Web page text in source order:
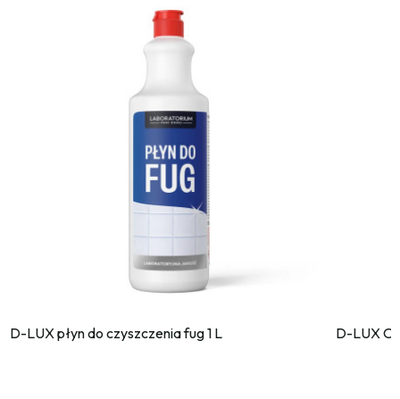
D-LUX płyn do czyszczenia fug 1 L D-LUX